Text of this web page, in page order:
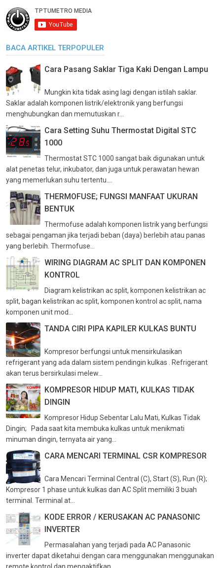
BACA ARTIKEL TERPOPULER
Cara Pasang Saklar Tiga Kaki Dengan Lampu
Mungkin kita tidak asing lagi dengan istilah saklar.
Saklar adalah komponen listrik/elektronik yang berfungsi
menghubungkan dan memutuskan r...
Cara Setting Suhu Thermostat Digital STC
1000
Thermostat STC 1000 sangat baik digunakan untuk
alat penetas telur, inkubator, dan juga untuk perawatan hewan
yang memerlukan suhu tertentu....
THERMOFUSE; FUNGSI MANFAAT UKURAN
BENTUK
Thermofuse adalah komponen listrik yang berfungsi
sebagai pengaman jika terjadi beban (daya) berlebih atau panas
yang berlebih. Thermofuse...
WIRING DIAGRAM AC SPLIT DAN KOMPONEN
KONTROL
Diagram kelistrikan ac split, komponen kelistrikan ac
split, bagan kelistrikan ac split, komponen kontrol ac split, nama
komponen unit mod...
TANDA CIRI PIPA KAPILER KULKAS BUNTU
Kompresor berfungsi untuk mensirkulasikan
refrigerant yang ada dalam sistem pendingin kulkas . Refrigerant
akan terus bersirkulasi melew...
KOMPRESOR HIDUP MATI, KULKAS TIDAK
DINGIN
Kompresor Hidup Sebentar Lalu Mati, Kulkas Tidak
Dingin; Pada saat kita membuka kulkas untuk menikmati
minuman dingin, ternyata air yang...
CARA MENCARI TERMINAL CSR KOMPRESOR
Cara Mencari Terminal Central (C), Start (S), Run (R);
Kompresor 1 phase untuk kulkas dan AC Split memiliki 3 buah
terminal. Terminal at...
KODE ERROR / KERUSAKAN AC PANASONIC
INVERTER
Permasalahan yang terjadi pada AC Panasonic
inverter dapat diketahui dengan cara menggunakan menggunakan